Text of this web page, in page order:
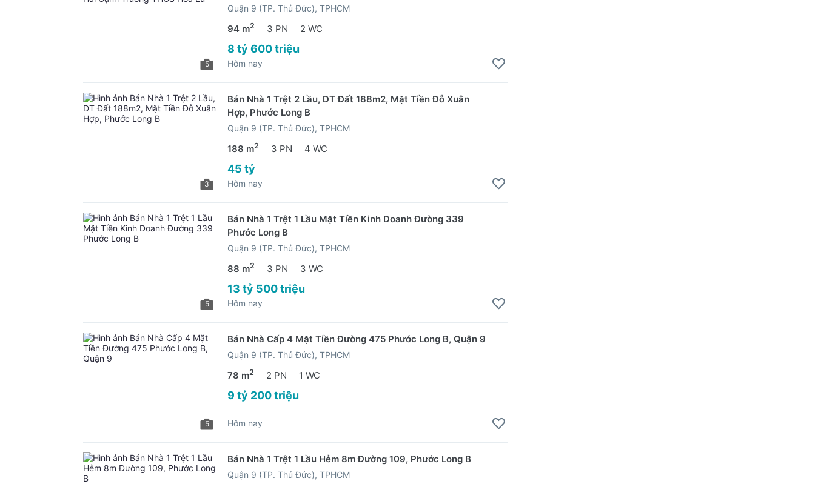
5
Quận 9 (TP. Thủ Đức), TPHCM
94 m2 3 PN 2 WC
8 tỷ 600 triệu
Hôm nay
3
Bán Nhà 1 Trệt 2 Lầu, DT Đất 188m2, Mặt Tiền Đỗ Xuân
Hợp, Phước Long B
Quận 9 (TP. Thủ Đức), TPHCM
188 m2 3 PN 4 WC
45 tỷ
Hôm nay
5
Bán Nhà 1 Trệt 1 Lầu Mặt Tiền Kinh Doanh Đường 339
Phước Long B
Quận 9 (TP. Thủ Đức), TPHCM
88 m2 3 PN 3 WC
13 tỷ 500 triệu
Hôm nay
5
Bán Nhà Cấp 4 Mặt Tiền Đường 475 Phước Long B, Quận 9
Quận 9 (TP. Thủ Đức), TPHCM
78 m2 2 PN 1 WC
9 tỷ 200 triệu
Hôm nay
Bán Nhà 1 Trệt 1 Lầu Hẻm 8m Đường 109, Phước Long B
Quận 9 (TP. Thủ Đức), TPHCM